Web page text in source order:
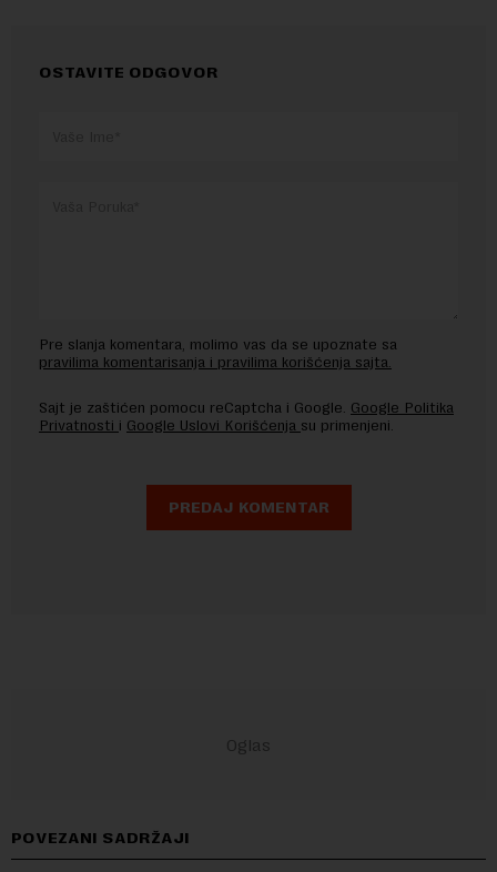
OSTAVITE ODGOVOR
Pre slanja komentara, molimo vas da se upoznate sa
pravilima komentarisanja i pravilima korišćenja sajta.
Sajt je zaštićen pomocu reCaptcha i Google. Google Politika
Privatnosti i Google Uslovi Korišćenja su primenjeni.
POVEZANI SADRŽAJI